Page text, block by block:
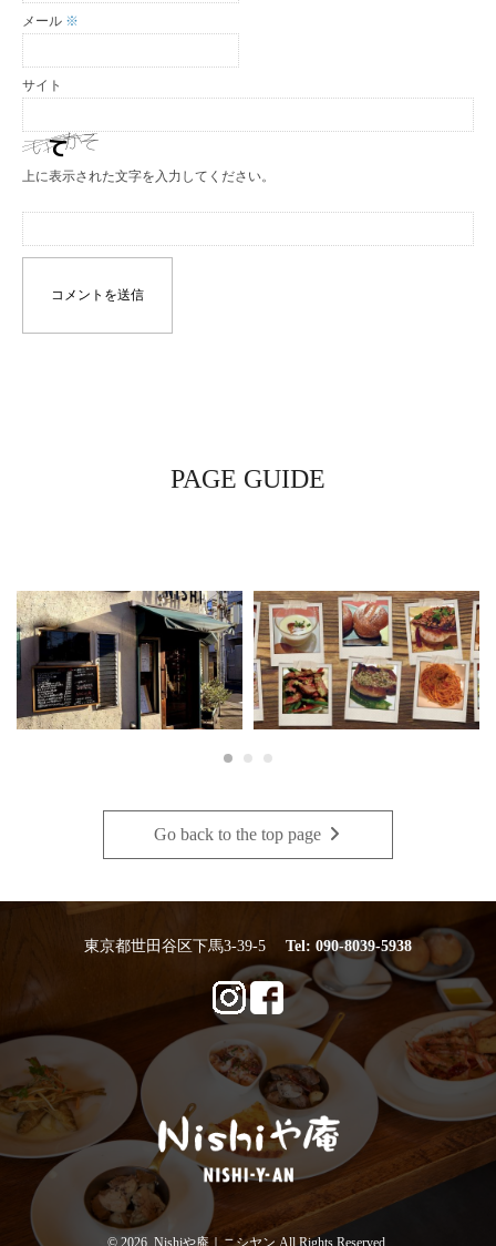
メール ※
サイト
上に表示された文字を入力してください。
PAGE GUIDE
Go back to the top page
東京都世田谷区下馬3-39-5 Tel: 090-8039-5938
© 2026. Nishiや庵｜ニシヤン All Rights Reserved.